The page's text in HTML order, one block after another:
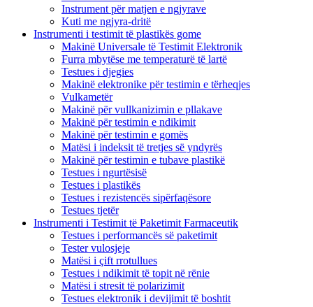
Instrument për matjen e ngjyrave
Kuti me ngjyra-dritë
Instrumenti i testimit të plastikës gome
Makinë Universale të Testimit Elektronik
Furra mbytëse me temperaturë të lartë
Testues i djegies
Makinë elektronike për testimin e tërheqjes
Vulkametër
Makinë për vullkanizimin e pllakave
Makinë për testimin e ndikimit
Makinë për testimin e gomës
Matësi i indeksit të tretjes së yndyrës
Makinë për testimin e tubave plastikë
Testues i ngurtësisë
Testues i plastikës
Testues i rezistencës sipërfaqësore
Testues tjetër
Instrumenti i Testimit të Paketimit Farmaceutik
Testues i performancës së paketimit
Tester vulosjeje
Matësi i çift rrotullues
Testues i ndikimit të topit në rënie
Matësi i stresit të polarizimit
Testues elektronik i devijimit të boshtit